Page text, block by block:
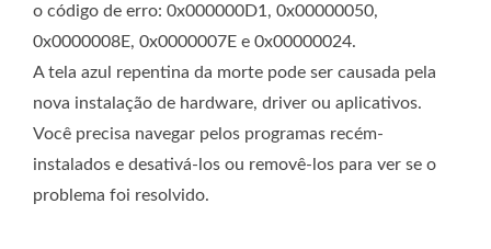
o código de erro: 0x000000D1, 0x00000050,
0x0000008E, 0x0000007E e 0x00000024.
A tela azul repentina da morte pode ser causada pela
nova instalação de hardware, driver ou aplicativos.
Você precisa navegar pelos programas recém-
instalados e desativá-los ou removê-los para ver se o
problema foi resolvido.